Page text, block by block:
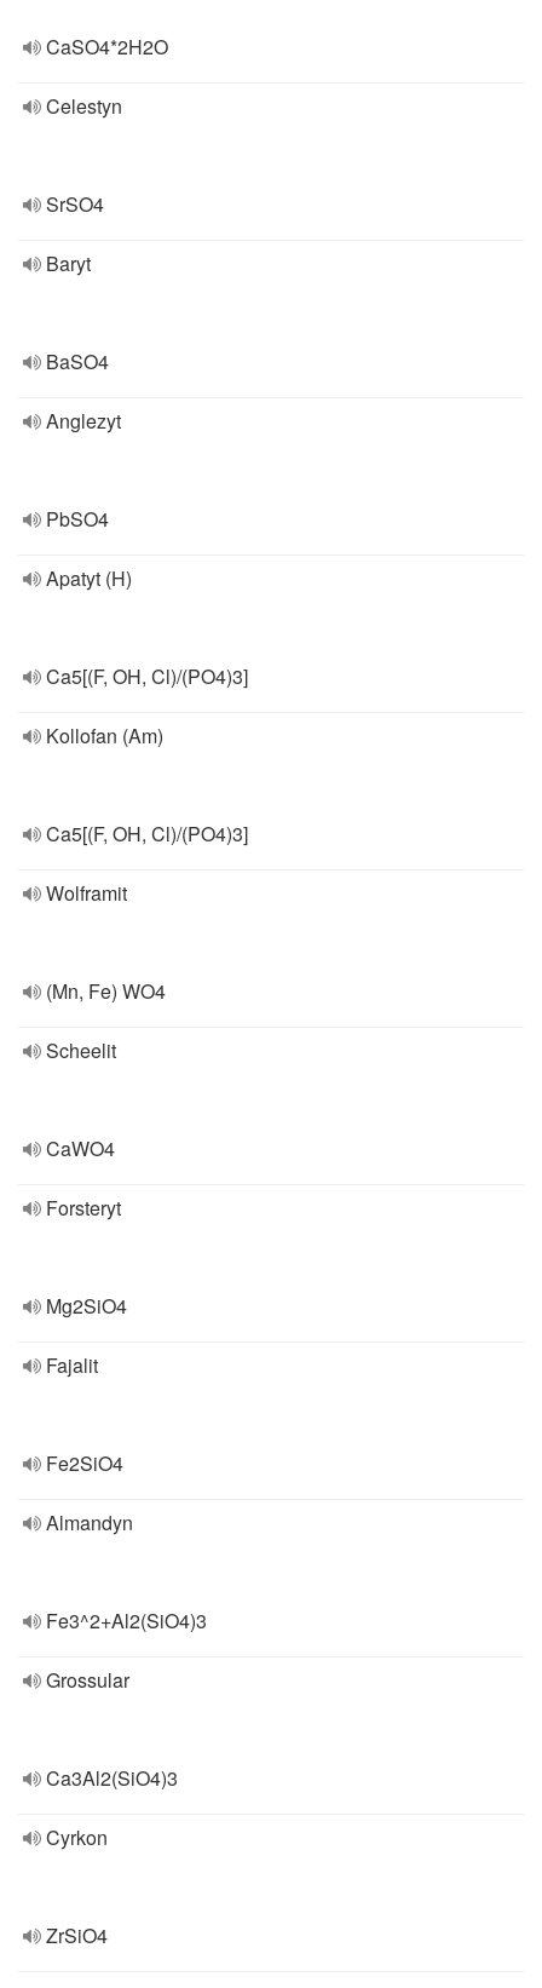
CaSO4*2H2O
Celestyn
SrSO4
Baryt
BaSO4
Anglezyt
PbSO4
Apatyt (H)
Ca5[(F, OH, Cl)/(PO4)3]
Kollofan (Am)
Ca5[(F, OH, Cl)/(PO4)3]
Wolframit
(Mn, Fe) WO4
Scheelit
CaWO4
Forsteryt
Mg2SiO4
Fajalit
Fe2SiO4
Almandyn
Fe3^2+Al2(SiO4)3
Grossular
Ca3Al2(SiO4)3
Cyrkon
ZrSiO4